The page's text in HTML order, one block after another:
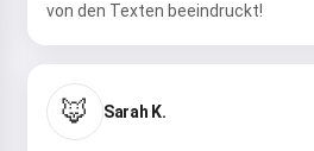
von den Texten beeindruckt!
🦊 Sarah K.